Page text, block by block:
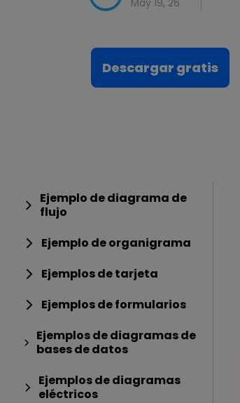
May 19, 26
Descargar gratis
Ejemplo de diagrama de
flujo
Ejemplo de organigrama
Ejemplos de tarjeta
Ejemplos de formularios
Ejemplos de diagramas de
bases de datos
Ejemplos de diagramas
eléctricos